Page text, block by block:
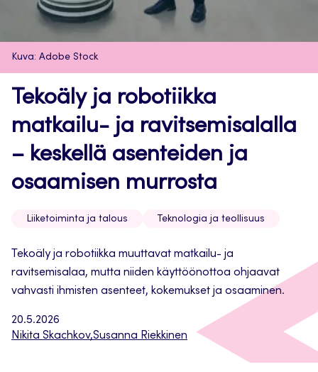
Kuva: Adobe Stock
20.5.2026
Nikita Skachkov,Susanna Riekkinen
Tekoäly ja robotiikka
matkailu- ja ravitsemisalalla
– keskellä asenteiden ja
osaamisen murrosta
Liiketoiminta ja talous Teknologia ja teollisuus
Tekoäly ja robotiikka muuttavat matkailu- ja
ravitsemisalaa, mutta niiden käyttöönottoa ohjaavat
vahvasti ihmisten asenteet, kokemukset ja osaaminen.